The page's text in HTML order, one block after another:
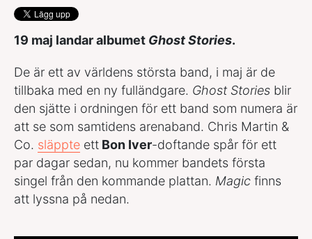
19 maj landar albumet Ghost Stories.
De är ett av världens största band, i maj är de
tillbaka med en ny fulländgare. Ghost Stories blir
den sjätte i ordningen för ett band som numera är
att se som samtidens arenaband. Chris Martin &
Co. släppte ett Bon Iver-doftande spår för ett
par dagar sedan, nu kommer bandets första
singel från den kommande plattan. Magic finns
att lyssna på nedan.